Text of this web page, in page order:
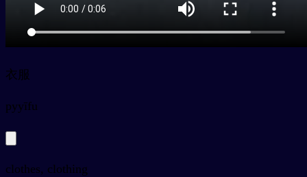
衣服
pyyīfu
clothes, clothing